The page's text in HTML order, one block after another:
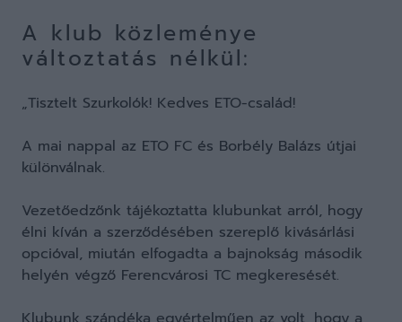
A klub közleménye
változtatás nélkül:
„Tisztelt Szurkolók! Kedves ETO-család!
A mai nappal az ETO FC és Borbély Balázs útjai
különválnak.
Vezetőedzőnk tájékoztatta klubunkat arról, hogy
élni kíván a szerződésében szereplő kivásárlási
opcióval, miután elfogadta a bajnokság második
helyén végző Ferencvárosi TC megkeresését.